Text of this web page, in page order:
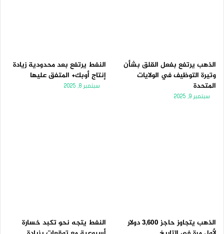
الذهب يرتفع بفعل القلق بشأن
وتيرة التوظيف في الولايات
المتحدة
سبتمبر 9, 2025
النفط يرتفع بعد محدودية زيادة
إنتاج أوبك+ المتفق عليها
سبتمبر 8, 2025
الذهب يتجاوز حاجز 3,600 دولار
النفط يتجه نحو تكبد خسارة